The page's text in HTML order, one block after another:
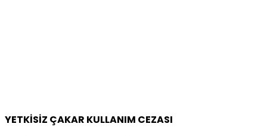
YETKİSİZ ÇAKAR KULLANIM CEZASI